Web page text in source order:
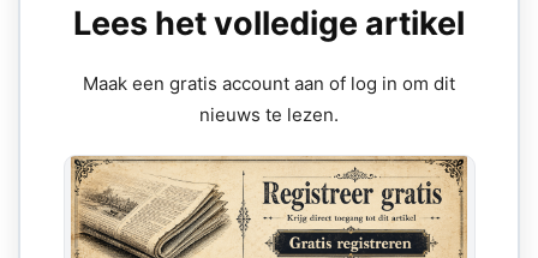
Lees het volledige artikel
Maak een gratis account aan of log in om dit
nieuws te lezen.